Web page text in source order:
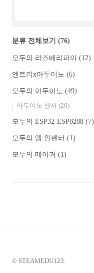
분류 전체보기 (76)
모두의 라즈베리파이 (12)
엔트리x아두이노 (6)
모두의 아두이노 (49)
아두이노 센서 (26)
모두의 ESP32-ESP8288 (7)
모두의 앱 인벤터 (1)
모두의 메이커 (1)
© STEAMEDU123.